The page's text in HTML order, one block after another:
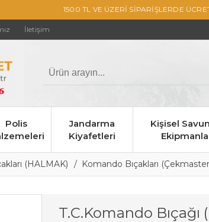
1500 TL VE ÜZERİ SİPARİŞLERDE
İletişim
Polis
Jandarma
Kiyafetleri
Kişisel
(HALMAK) Komando Bıçakları
T.C.Komando Bıçağı